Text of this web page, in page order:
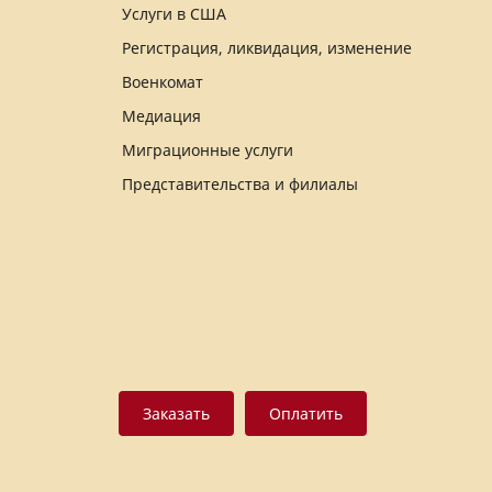
компании, которая по ним
сертифицирована.
Услуги в США
Регистрация, ликвидация, изменение
Военкомат
Медиация
Миграционные услуги
Представительства и филиалы
Заказать Оплатить